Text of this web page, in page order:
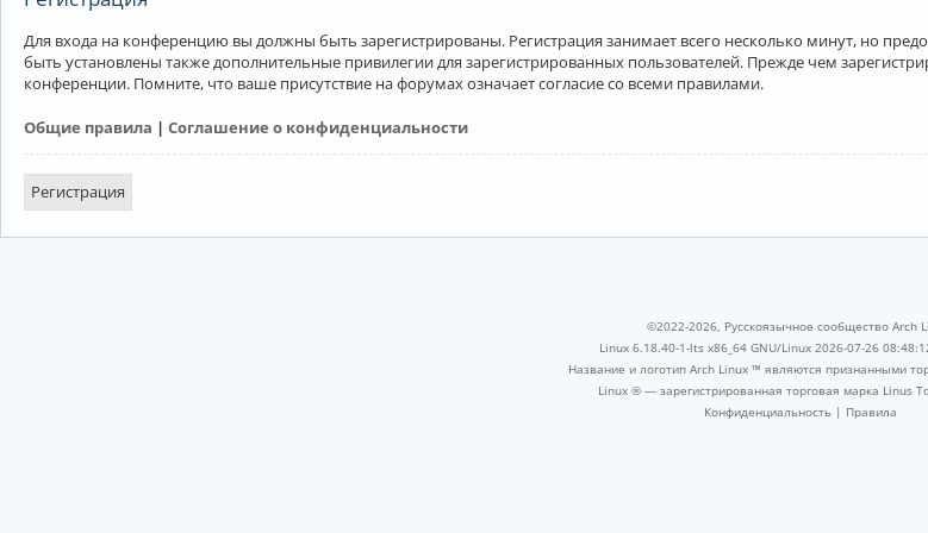
Для входа на конференцию вы должны быть зарегистрированы. Регистрация занимает всего несколько минут, но
быть установлены также дополнительные привилегии для зарегистрированных пользователей. Прежде чем
конференции. Помните, что ваше присутствие на форумах означает согласие со всеми правилами.
Общие правила | Соглашение о конфиденциальности
Регистрация
©2022-2026, Русскоязычное сообщество Arch
Linux 6.18.40-1-lts x86_64 GNU/Linux 2026-07-26
Название и логотип Arch Linux ™ являются признанными
Linux ® — зарегистрированная торговая марка Linus
Конфиденциальность | Правила